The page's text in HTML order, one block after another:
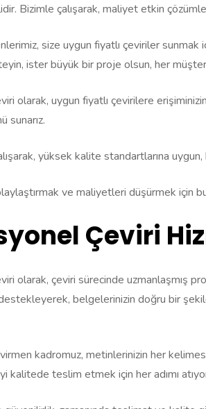
Bizimle çalışarak, maliyet etkin
size uygun fiyatlı çeviriler
ister büyük bir proje olsun, her
olarak, uygun fiyatlı çevirilere
sunarız.
yüksek kalite standartlarına uygun,
ve maliyetleri düşürmek için
Çeviri
olarak, çeviri sürecinde uzmanlaşmış
belgelerinizin doğru bir
kadromuz, metinlerinizin her
kalitede teslim etmek için her adımı